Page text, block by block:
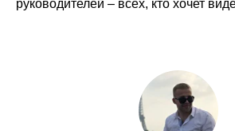
руководителей – всех, кто хочет
Телефон
Товарищество с ограниченной
ответственностью "Zerobit (Зеробит)"
050023 Казахстан, Алматы,
улица Алмалы Бак, д. 15